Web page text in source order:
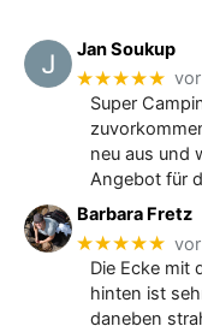
Jan Soukup
★★★★★
Super
neu aus und
Angebot für
Barbara Fretz
★★★★★
Die Ecke mit
hinten ist
daneben